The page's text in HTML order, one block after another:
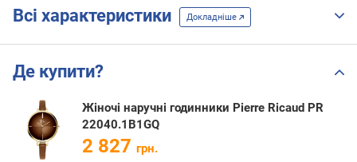
Всі характеристики Докладніше
Де купити?
Жіночі наручні годинники Pierre Ricaud PR
22040.1B1GQ
2 827 грн.